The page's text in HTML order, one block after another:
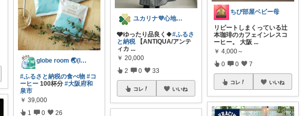
globe room 🌏️(lvl )
#ふるさと納税の食べ物 #コ
ーヒー 100杯分#大阪府和
泉市
￥ 39,000
1 0 26
ユカリナ💜心地よい暮らしナチュラル🌿
🩶ゆったり品良く🍀#ふるさ
と納税【ANTIQUA/アンテ
ィカ ...
￥ 20,000
2 0 33
コレ いいね
ちび部屋ベビー母
リピートしまくっている辻
本珈琲のカフェインレスコ
ーヒー。 大阪 ...
￥ 4,000～
0 0 7
コレ いいね